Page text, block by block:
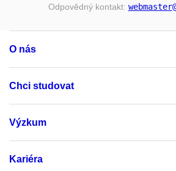
Odpovědný kontakt: webmaster
O nás
Chci studovat
Výzkum
Kariéra